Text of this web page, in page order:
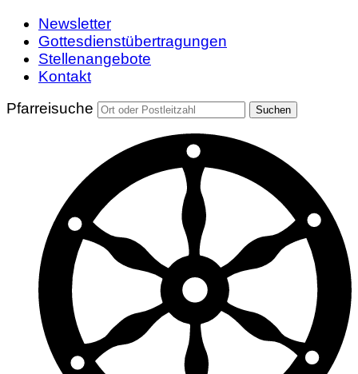
Newsletter
Gottesdienstübertragungen
Stellenangebote
Kontakt
Pfarreisuche
Suchen